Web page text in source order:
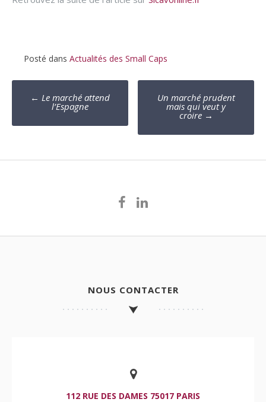
Posté dans Actualités des Small Caps
Poste
navigation
← Le marché attend
l’Espagne
Un marché prudent
mais qui veut y
croire →
NOUS CONTACTER
112 RUE DES DAMES 75017 PARIS